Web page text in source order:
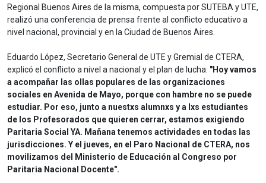
Regional Buenos Aires de la misma, compuesta por SUTEBA y UTE,
realizó una conferencia de prensa frente al conflicto educativo a
nivel nacional, provincial y en la Ciudad de Buenos Aires.
Eduardo López, Secretario General de UTE y Gremial de CTERA,
explicó el conflicto a nivel a nacional y el plan de lucha: "Hoy vamos
a acompañar las ollas populares de las organizaciones
sociales en Avenida de Mayo, porque con hambre no se puede
estudiar. Por eso, junto a nuestxs alumnxs y a lxs estudiantes
de los Profesorados que quieren cerrar, estamos exigiendo
Paritaria Social YA. Mañana tenemos actividades en todas las
jurisdicciones. Y el jueves, en el Paro Nacional de CTERA, nos
movilizamos del Ministerio de Educación al Congreso por
Paritaria Nacional Docente".